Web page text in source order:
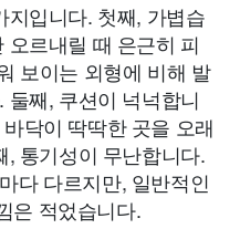
입니다. 첫째, 가볍습
오르내릴 때 은근히 피
보이는 외형에 비해 발
째, 쿠션이 넉넉합니
닥이 딱딱한 곳을 오래
, 통기성이 무난합니다.
다 다르지만, 일반적인
은 적었습니다.